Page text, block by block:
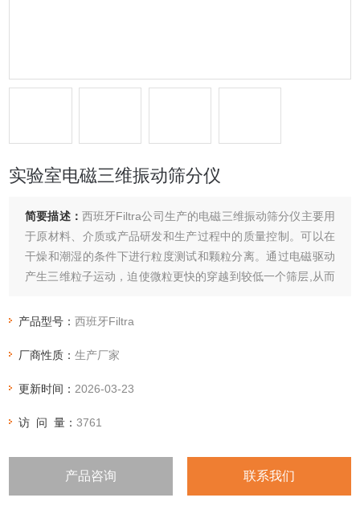
实验室电磁三维振动筛分仪
简要描述： 西班牙Filtra公司生产的电磁三维振动筛分仪主要用
于原材料、介质或产品研发和生产过程中的质量控制。可以在
干燥和潮湿的条件下进行粒度测试和颗粒分离。通过电磁驱动
产生三维粒子运动，迫使微粒更快的穿越到较低一个筛层,从而
200, FTL-300、FTL-400，能够分离直径60mm-400mm，重
产品型号：西班牙Filtra
厂商性质：生产厂家
更新时间： 2026-03-23
访 问 量：3761
产品咨询 联系我们